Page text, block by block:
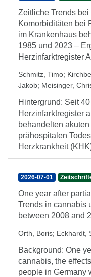
Zeitliche Trends
Komorbiditäten bei
im Krankenhaus
1985 und 2023 –
Herzinfarktregister
Schmitz, Timo;
Jakob; Meisinger,
Hintergrund: Seit
Herzinfarktregister
behandelten
prähospitalen
Herzkrankheit
2026-07-01
One year after
Trends in cannabis
between 2008 and
Orth, Boris; Eckhardt,
Background: One
cannabis, the
people in Germany